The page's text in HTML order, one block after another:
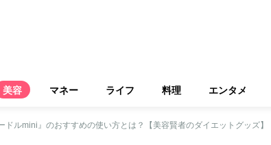
美容 マネー ライフ 料理 エンタメ
ドルmini』のおすすめの使い方とは？【美容賢者のダイエットグッズ】